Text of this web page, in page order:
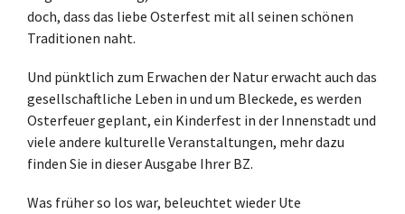
doch, dass das liebe Osterfest mit all seinen schönen
Traditionen naht.
Und pünktlich zum Erwachen der Natur erwacht auch das
gesellschaftliche Leben in und um Bleckede, es werden
Osterfeuer geplant, ein Kinderfest in der Innenstadt und
viele andere kulturelle Veranstaltungen, mehr dazu
finden Sie in dieser Ausgabe Ihrer BZ.
Was früher so los war, beleuchtet wieder Ute